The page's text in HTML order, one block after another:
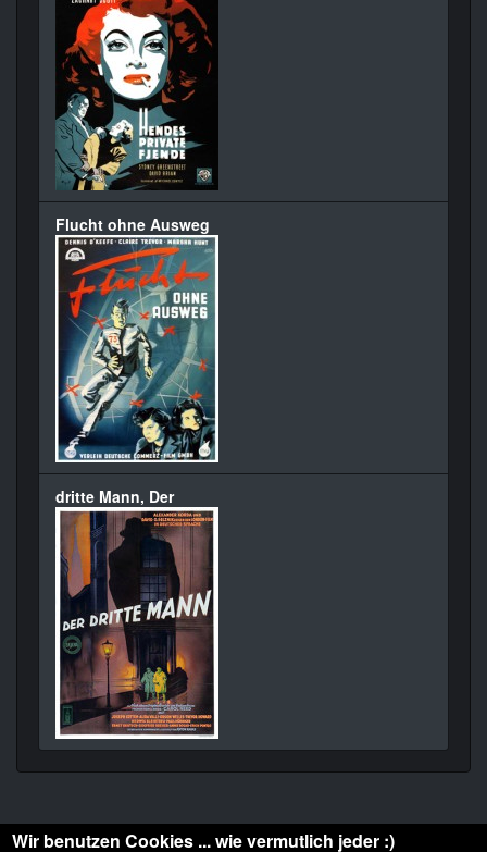
Flucht ohne Ausweg
dritte Mann, Der
Wir benutzen Cookies ... wie vermutlich jeder :)